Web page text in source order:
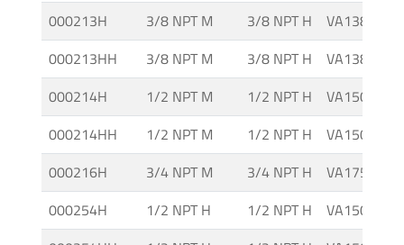
000213H
3/8 NPT M 3/8 NPT H
VA138M IT
000213HH
3/8 NPT M 3/8 NPT H
VA138M IT-
000214H
1/2 NPT M 1/2 NPT H
VA150M IT
000214HH
1/2 NPT M 1/2 NPT H
VA150M IT-
000216H
3/4 NPT M 3/4 NPT H
VA175M IT
000254H
1/2 NPT H 1/2 NPT H
VA150 A IT